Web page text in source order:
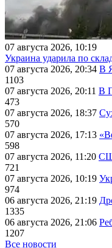
07 августа 2026, 10:19
Украина ударила по
07 августа 2026, 20:34 В
1103
07 августа 2026, 20:11 В
473
07 августа 2026, 18:37
570
07 августа 2026, 17:13
598
07 августа 2026, 11:20
721
07 августа 2026, 10:19
974
06 августа 2026, 21:19
1335
06 августа 2026, 21:06
1207
Все новости